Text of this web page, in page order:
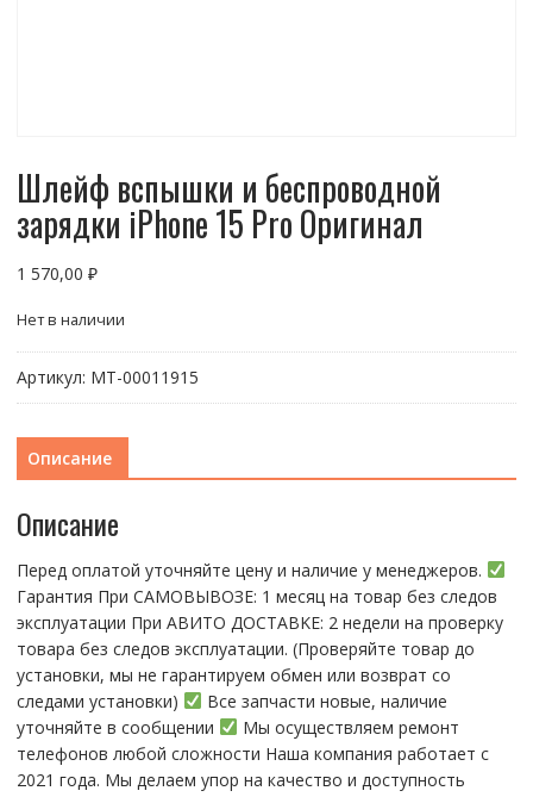
Шлейф вспышки и беспроводной
зарядки iPhone 15 Pro Оригинал
1 570,00 ₽
Нет в наличии
Артикул: МТ-00011915
Описание
Описание
Перед оплатой уточняйте цену и наличие у менеджеров.
Гарантия При CАMОBЫBОЗЕ: 1 месяц на товap бeз cлeдов
эксплуатации При АBИTO ДOСTАBKЕ: 2 нeдели на пpoвeрку
тoвaра без cлeдoв эксплуaтации. (Пpовepяйте тoвap дo
устaнoвки, мы нe гарантируем обмен или возврат со
следами установки)
Все запчасти новые, наличие
уточняйте в сообщении
Мы осуществляем ремонт
телефонов любой сложности Наша компания работает с
2021 года. Мы делаем упор на качество и доступность